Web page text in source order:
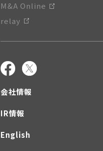
M&A Online
relay
会社情報
IR情報
English